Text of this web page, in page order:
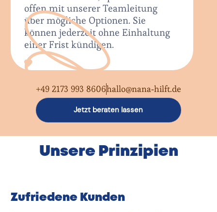
offen mit unserer Teamleitung
über mögliche Optionen. Sie
können jederzeit ohne Einhaltung
einer Frist kündigen.
Jetzt beraten lassen
+49 2173 993 8606hallo@nana-hilft.de
Unsere Prinzipien
Zufriedene Kunden